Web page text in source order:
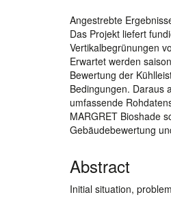
Angestrebte
Das Projekt liefert
Vertikalbegrünungen
Erwartet werden
Bewertung der
Bedingungen. Daraus
umfassende
MARGRET Bioshade
Gebäudebewertung
Abstract
Initial situation,